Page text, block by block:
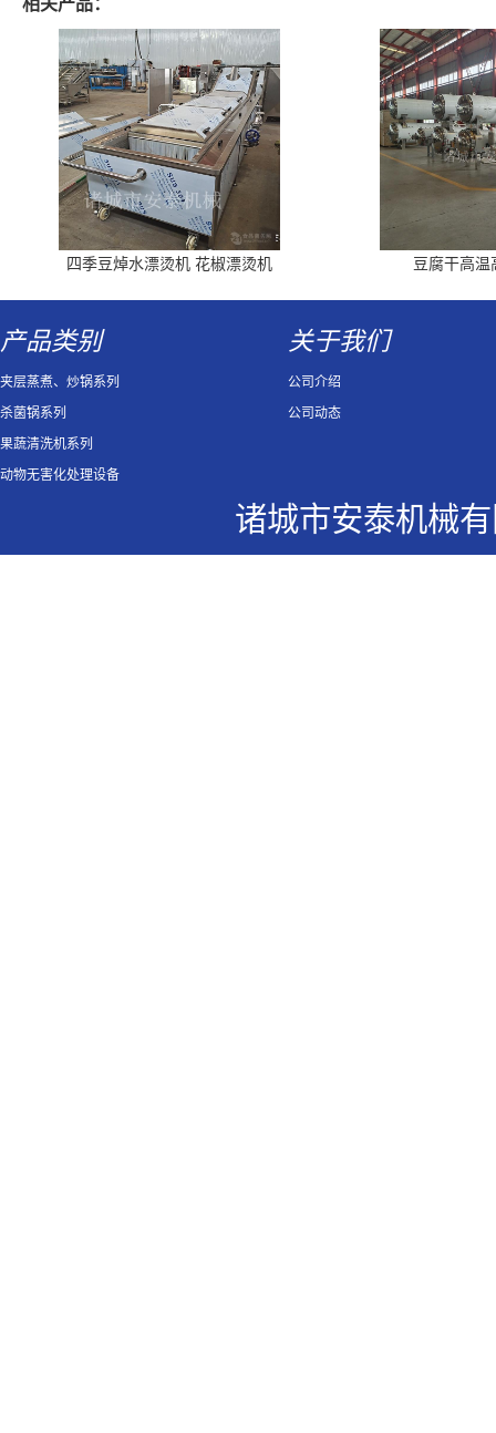
四季豆焯水漂烫机 花椒漂烫机 豆腐干高温
产品类别
夹层蒸煮、炒锅系列
杀菌锅系列
果蔬清洗机系列
动物无害化处理设备
关于我们
公司介绍
公司动态
诸城市安泰机械